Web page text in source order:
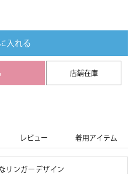
入れる
店舗在庫
レビュー 着用アイテム
リンガーデザイン